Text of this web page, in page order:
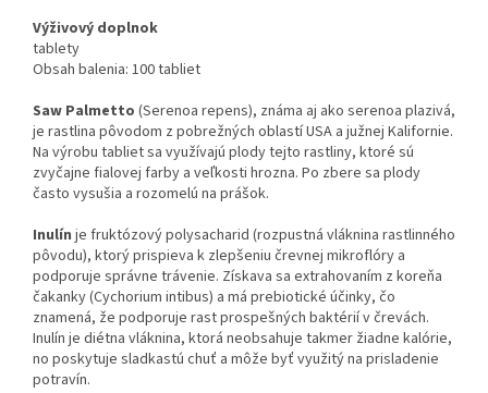
Výživový doplnok
tablety
Obsah balenia: 100 tabliet
Saw Palmetto (Serenoa repens), známa aj ako serenoa plazivá,
je rastlina pôvodom z pobrežných oblastí USA a južnej Kalifornie.
Na výrobu tabliet sa využívajú plody tejto rastliny, ktoré sú
zvyčajne fialovej farby a veľkosti hrozna. Po zbere sa plody
často vysušia a rozomelú na prášok.
Inulín je fruktózový polysacharid (rozpustná vláknina rastlinného
pôvodu), ktorý prispieva k zlepšeniu črevnej mikroflóry a
podporuje správne trávenie. Získava sa extrahovaním z koreňa
čakanky (Cychorium intibus) a má prebiotické účinky, čo
znamená, že podporuje rast prospešných baktérií v črevách.
Inulín je diétna vláknina, ktorá neobsahuje takmer žiadne kalórie,
no poskytuje sladkastú chuť a môže byť využitý na prisladenie
potravín.